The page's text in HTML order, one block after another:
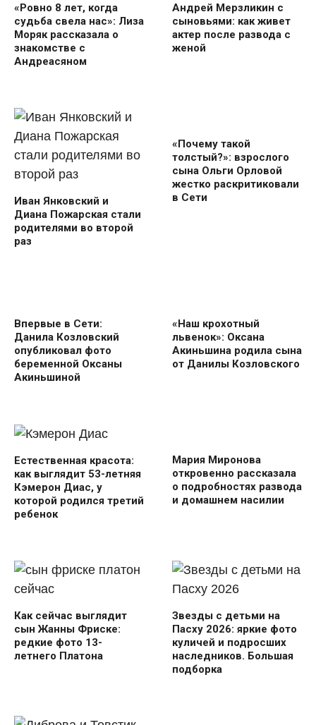
«Ровно 8 лет, когда
судьба свела нас»: Лиза
Моряк рассказала о
знакомстве с
Андреасяном
Андрей Мерзликин с
сыновьями: как живет
актер после развода с
женой
Иван Янковский и
Диана Пожарская стали
родителями во второй
раз
«Почему такой
толстый?»: взрослого
сына Ольги Орловой
жестко раскритиковали
в Сети
Впервые в Сети:
Данила Козловский
опубликовал фото
беременной Оксаны
Акиньшиной
«Наш крохотный
львенок»: Оксана
Акиньшина родила сына
от Данилы Козловского
Естественная красота:
как выглядит 53-летняя
Кэмерон Диас, у
которой родился третий
ребенок
Мария Миронова
откровенно рассказала
о подробностях развода
и домашнем насилии
Как сейчас выглядит
сын Жанны Фриске:
редкие фото 13-
летнего Платона
Звезды с детьми на
Пасху 2026: яркие фото
куличей и подросших
наследников. Большая
подборка